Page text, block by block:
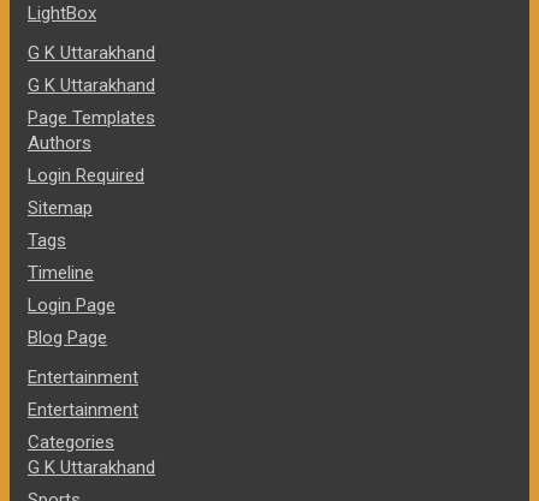
LightBox
G K Uttarakhand
G K Uttarakhand
Page Templates
Authors
Login Required
Sitemap
Tags
Timeline
Login Page
Blog Page
Entertainment
Entertainment
Categories
G K Uttarakhand